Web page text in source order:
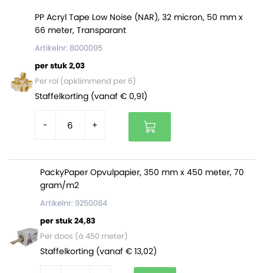
Verpakkingsinudstrie Veenendaal is reeds decennia
lang actief als converter van onder andere folies en
apparaatrollen, waardoor je verzekerd bent van een
uitstekende kwaliteit, ruime voorraad en scherpe
prijzen!
Heeft een hoge scheur- en doorprikweerstand.
gebruik.
Is een uitstekende keuze voor het beschermen
van je producten.
Bestaat uit natuurlijke materialen en is volledig
recyclebaar en FSC gecertificeerd.
Wordt door Verpakkingsindustrie Veenendaal zelf
geproduceerd.
PP Acryl Tape Low Noise (NAR), 32 micron, 50 mm x
66 meter, Transparant
Artikelnr: 8000095
per stuk 2,03
Per rol (opklimmend per 6)
Staffelkorting (vanaf € 0,91)
- +
PackyPaper Opvulpapier, 350 mm x 450 meter, 70
gram/m2
Artikelnr: 9250084
per stuk 24,83
Per doos (à 450 meter)
Staffelkorting (vanaf € 13,02)